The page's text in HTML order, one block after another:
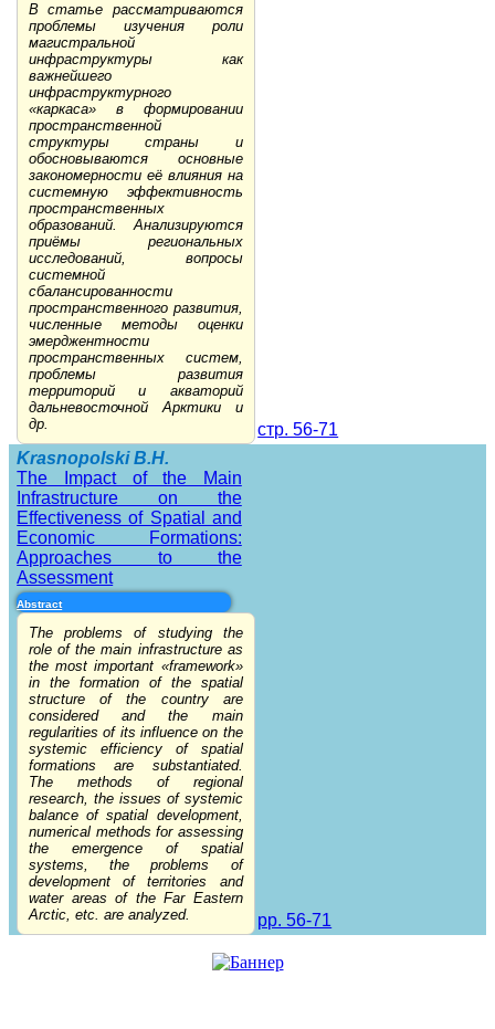
В статье рассматриваются
проблемы изучения роли
магистральной
инфраструктуры как
важнейшего
инфраструктурного
«каркаса» в формировании
пространственной
структуры страны и
обосновываются основные
закономерности её влияния на
системную эффективность
пространственных
образований. Анализируются
приёмы региональных
исследований, вопросы
системной
сбалансированности
пространственного развития,
численные методы оценки
эмерджентности
пространственных систем,
проблемы развития
территорий и акваторий
дальневосточной Арктики и
др.
стр. 56-71
Krasnopolski B.H.
The Impact of the Main
Infrastructure on the
Effectiveness of Spatial and
Economic Formations:
Approaches to the
Assessment
Abstract
The problems of studying the
role of the main infrastructure as
the most important «framework»
in the formation of the spatial
structure of the country are
considered and the main
regularities of its influence on the
systemic efficiency of spatial
formations are substantiated.
The methods of regional
research, the issues of systemic
balance of spatial development,
numerical methods for assessing
the emergence of spatial
systems, the problems of
development of territories and
water areas of the Far Eastern
Arctic, etc. are analyzed.
pp. 56-71